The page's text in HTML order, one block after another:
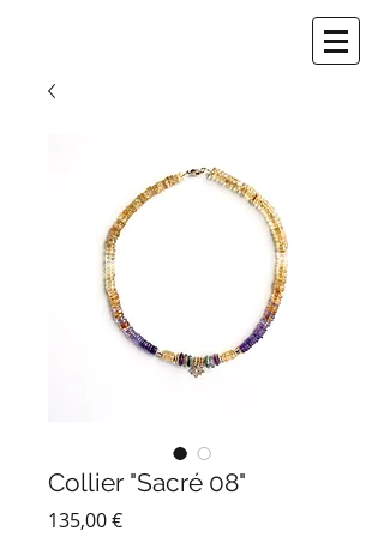
Collier "Sacré 08"
135,00 €Prix